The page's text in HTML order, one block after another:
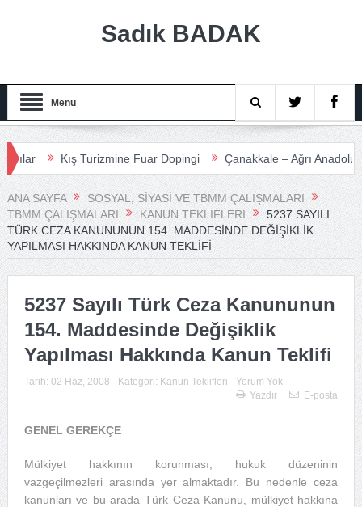
Sadık BADAK
Menü
Kış Turizmine Fuar Dopingi Çanakkale – Ağrı Anadolu
ANA SAYFA
SOSYAL, SIYASI VE TBMM ÇALIŞMALARI
TBMM ÇALIŞMALARI
KANUN TEKLIFLERI
5237 SAYILI
TÜRK CEZA KANUNUNUN 154. MADDESINDE DEĞIŞIKLIK
YAPILMASI HAKKINDA KANUN TEKLIFI
5237 Sayılı Türk Ceza Kanununun
154. Maddesinde Değişiklik
Yapılması Hakkında Kanun Teklifi
Tarih: 02 Haz, 2008 Kategori: Kanun Teklifleri
Yorum Yok
Yazdır
E-posta
GENEL GEREKÇE
Mülkiyet hakkının korunması, hukuk düzeninin
vazgeçilmezleri arasında yer almaktadır. Bu nedenle ceza
kanunları ve bu arada Türk Ceza Kanunu, mülkiyet hakkına